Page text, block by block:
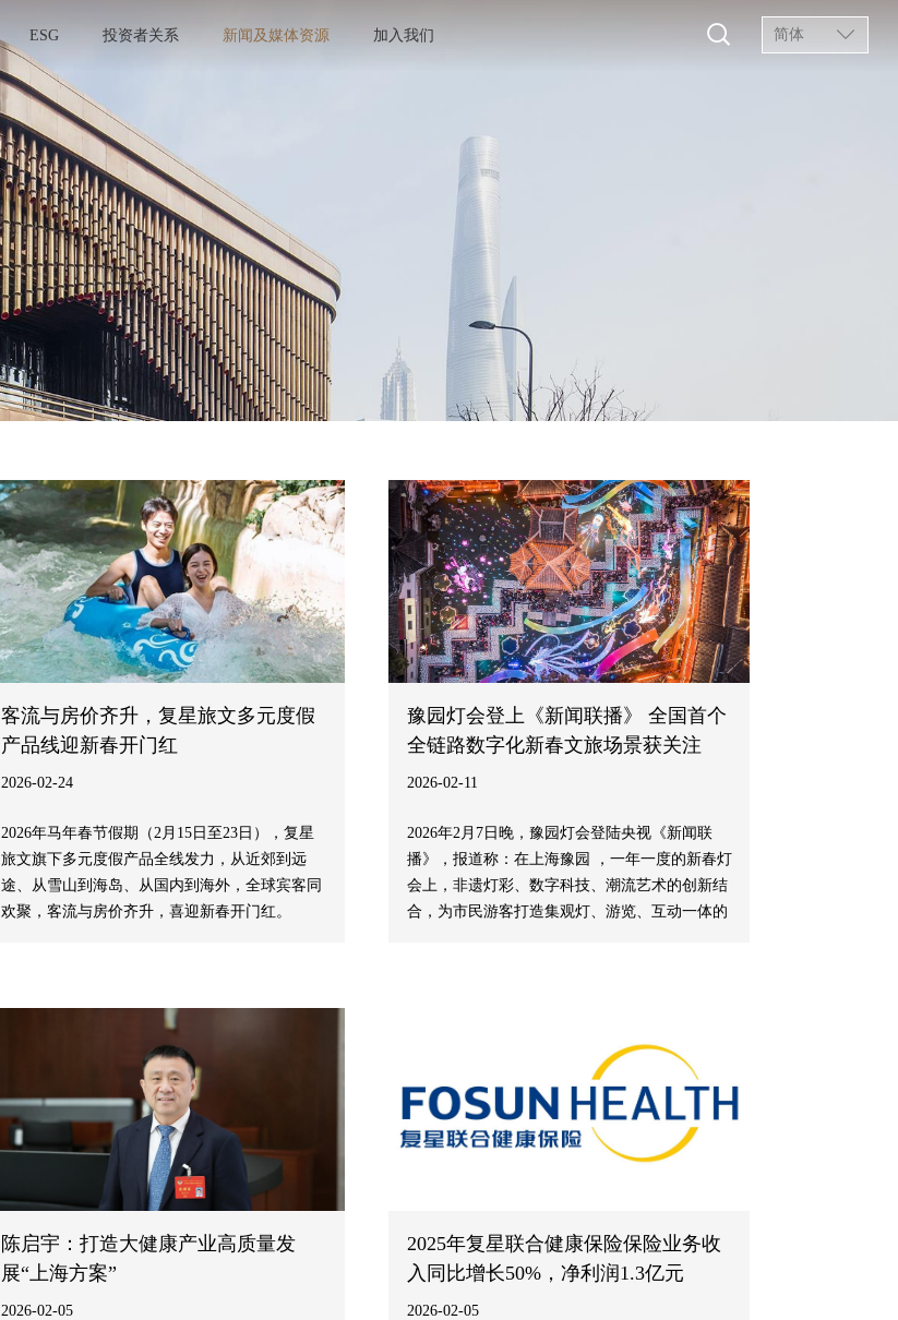
简体
ESG 投资者关系 新闻及媒体资源 加入我们
客流与房价齐升，复星旅文多元度假
产品线迎新春开门红
2026-02-24
2026年马年春节假期（2月15日至23日），复星
旅文旗下多元度假产品全线发力，从近郊到远
途、从雪山到海岛、从国内到海外，全球宾客同
欢聚，客流与房价齐升，喜迎新春开门红。
豫园灯会登上《新闻联播》 全国首个
全链路数字化新春文旅场景获关注
2026-02-11
2026年2月7日晚，豫园灯会登陆央视《新闻联
播》，报道称：在上海豫园 ，一年一度的新春灯
会上，非遗灯彩、数字科技、潮流艺术的创新结
合，为市民游客打造集观灯、游览、互动一体的
陈启宇：打造大健康产业高质量发
展“上海方案”
2026-02-05
2025年复星联合健康保险保险业务收
入同比增长50%，净利润1.3亿元
2026-02-05